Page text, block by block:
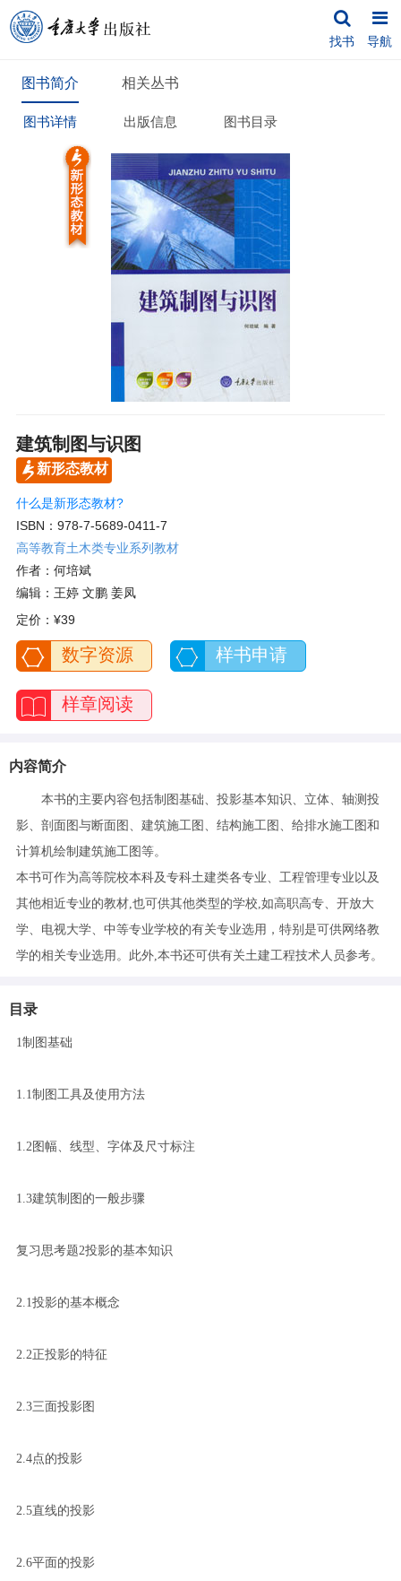
找书 导航
图书简介 相关丛书
图书详情 出版信息 图书目录
建筑制图与识图
新形态教材
什么是新形态教材?
ISBN：978-7-5689-0411-7
高等教育土木类专业系列教材
作者：何培斌
编辑：王婷 文鹏 姜凤
定价： ¥39
数字资源 样书申请
样章阅读
内容简介
本书的主要内容包括制图基础、投影基本知识、立体、轴测投
影、剖面图与断面图、建筑施工图、结构施工图、给排水施工图和
计算机绘制建筑施工图等。
本书可作为高等院校本科及专科土建类各专业、工程管理专业以及
其他相近专业的教材,也可供其他类型的学校,如高职高专、开放大
学、电视大学、中等专业学校的有关专业选用，特别是可供网络教
学的相关专业选用。此外,本书还可供有关土建工程技术人员参考。
目录
1制图基础
1.1制图工具及使用方法
1.2图幅、线型、字体及尺寸标注
1.3建筑制图的一般步骤
复习思考题2投影的基本知识
2.1投影的基本概念
2.2正投影的特征
2.3三面投影图
2.4点的投影
2.5直线的投影
2.6平面的投影